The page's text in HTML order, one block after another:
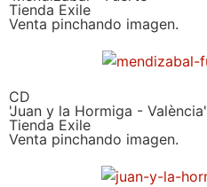
Tienda Exile
Venta pinchando imagen.
CD
'Juan y la Hormiga - València'
Tienda Exile
Venta pinchando imagen.